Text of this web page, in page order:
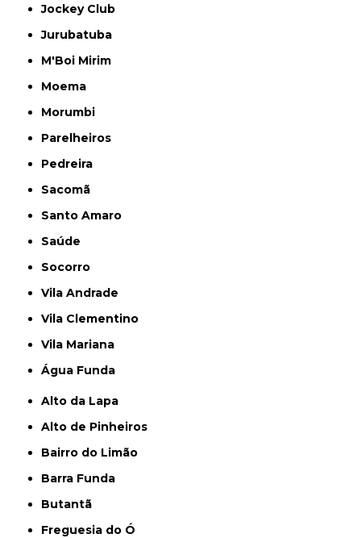
Jockey Club
Jurubatuba
M'Boi Mirim
Moema
Morumbi
Parelheiros
Pedreira
Sacomã
Santo Amaro
Saúde
Socorro
Vila Andrade
Vila Clementino
Vila Mariana
Água Funda
Alto da Lapa
Alto de Pinheiros
Bairro do Limão
Barra Funda
Butantã
Freguesia do Ó